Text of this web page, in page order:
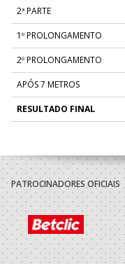
2ª PARTE
1º PROLONGAMENTO
2º PROLONGAMENTO
APÓS 7 METROS
RESULTADO FINAL
PATROCINADORES OFICIAIS